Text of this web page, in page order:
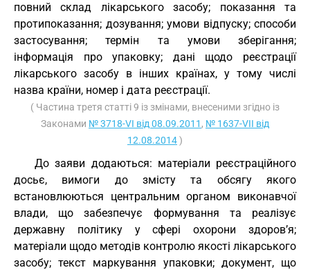
повний склад лікарського засобу; показання та
протипоказання; дозування; умови відпуску; способи
застосування; термін та умови зберігання;
інформація про упаковку; дані щодо реєстрації
лікарського засобу в інших країнах, у тому числі
назва країни, номер і дата реєстрації.
( Частина третя статті 9 із змінами, внесеними згідно із
Законами № 3718-VI від 08.09.2011 , № 1637-VII від
12.08.2014)
До заяви додаються: матеріали реєстраційного
досьє, вимоги до змісту та обсягу якого
встановлюються центральним органом виконавчої
влади, що забезпечує формування та реалізує
державну політику у сфері охорони здоров’я;
матеріали щодо методів контролю якості лікарського
засобу; текст маркування упаковки; документ, що